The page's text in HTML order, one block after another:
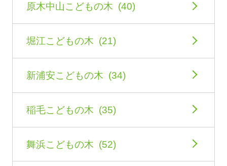
原木中山こどもの木 (40)
堀江こどもの木 (21)
新浦安こどもの木 (34)
稲毛こどもの木 (35)
舞浜こどもの木 (52)